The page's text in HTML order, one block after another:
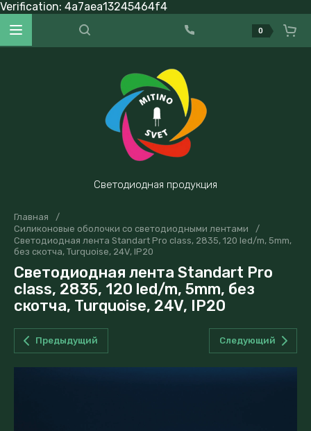
Verification: 4a7aea13245464f4
Светодиодная продукция
0
Главная
/
Силиконовые оболочки со светодиодными лентами
/
Светодиодная лента Standart Pro class, 2835, 120 led/m, 5mm,
без скотча, Turquoise, 24V, IP20
Светодиодная лента Standart Pro
class, 2835, 120 led/m, 5mm, без
скотча, Turquoise, 24V, IP20
Предыдущий Следующий